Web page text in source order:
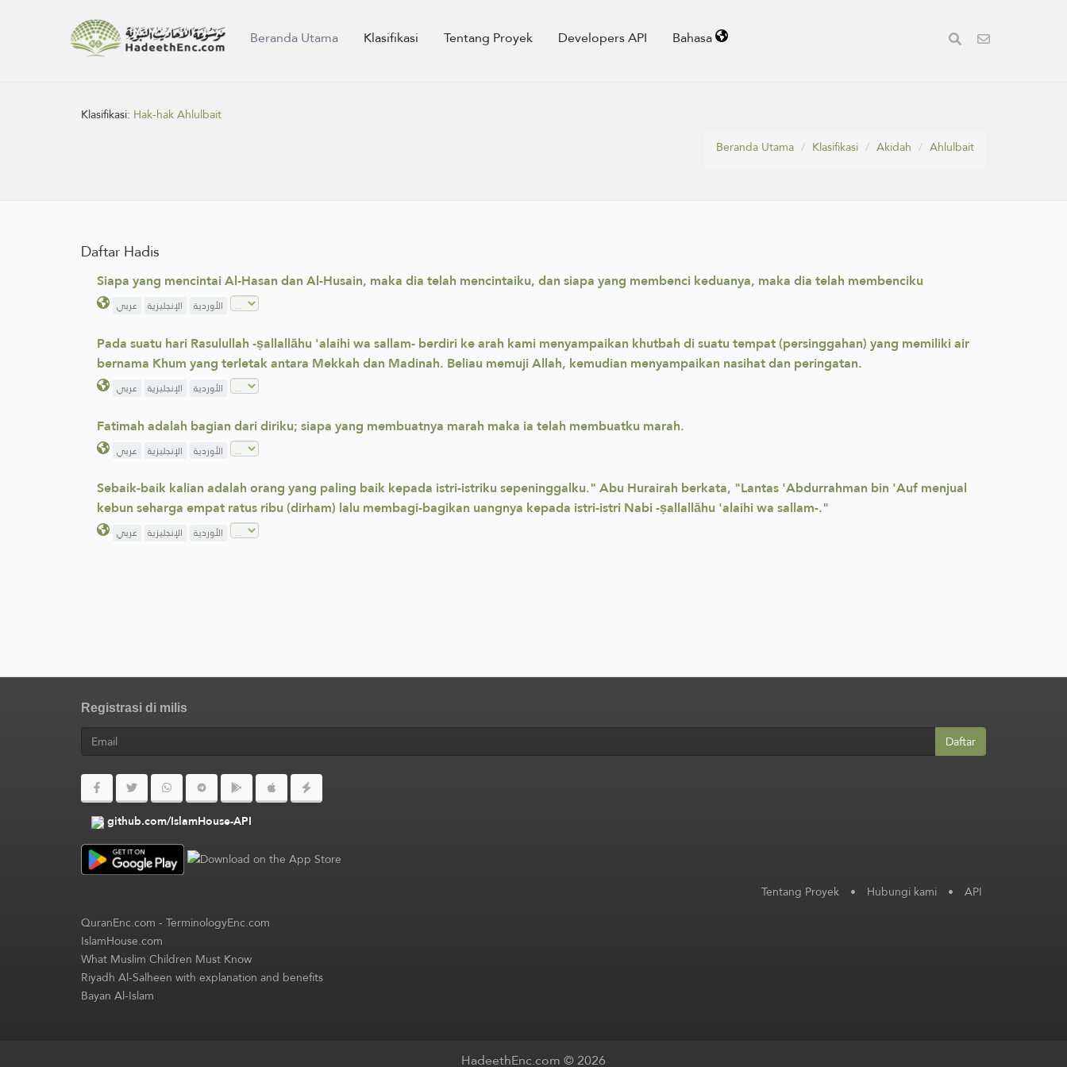
Beranda Utama Klasifikasi Tentang Proyek Developers API Bahasa
Klasifikasi: Hak-hak Ahlulbait
Beranda Utama
Klasifikasi Akidah Ahlulbait
Daftar Hadis
Siapa yang mencintai Al-Hasan dan Al-Husain, maka dia telah mencintaiku, dan siapa yang membenci keduanya, maka dia telah membenciku
عربي الإنجليزية الأوردية
Pada suatu hari Rasulullah -ṣallallāhu 'alaihi wa sallam- berdiri ke arah kami menyampaikan khutbah di suatu tempat (persinggahan) yang memiliki air
bernama Khum yang terletak antara Mekkah dan Madinah. Beliau memuji Allah, kemudian menyampaikan nasihat dan peringatan.
عربي الإنجليزية الأوردية
Fatimah adalah bagian dari diriku; siapa yang membuatnya marah maka ia telah membuatku marah.
عربي الإنجليزية الأوردية
Sebaik-baik kalian adalah orang yang paling baik kepada istri-istriku sepeninggalku." Abu Hurairah berkata, "Lantas 'Abdurrahman bin 'Auf menjual
kebun seharga empat ratus ribu (dirham) lalu membagi-bagikan uangnya kepada istri-istri Nabi -ṣallallāhu 'alaihi wa sallam-."
عربي الإنجليزية الأوردية
Registrasi di milis
Daftar
github.com/IslamHouse-API
Tentang Proyek • Hubungi kami • API
QuranEnc.com-TerminologyEnc.com
IslamHouse.com
What Muslim Children Must Know
Riyadh Al-Salheen with explanation and benefits
Bayan Al-Islam
HadeethEnc.com © 2026